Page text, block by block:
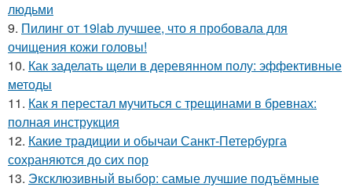
людьми
9. Пилинг от 19lab лучшее, что я пробовала для
очищения кожи головы!
10. Как заделать щели в деревянном полу: эффективные
методы
11. Как я перестал мучиться с трещинами в бревнах:
полная инструкция
12. Какие традиции и обычаи Санкт-Петербурга
сохраняются до сих пор
13. Эксклюзивный выбор: самые лучшие подъёмные